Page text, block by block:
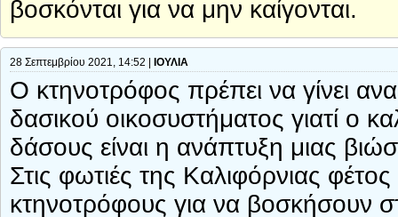
βοσκόνται για να μην καίγονται.
28 Σεπτεμβρίου 2021, 14:52 | ΙΟΥΛΙΑ
Ο κτηνοτρόφος πρέπει να γίνει
δασικού οικοσυστήματος γιατί ο
δάσους είναι η ανάπτυξη μιας
Στις φωτιές της Καλιφόρνιας
κτηνοτρόφους για να βοσκήσουν